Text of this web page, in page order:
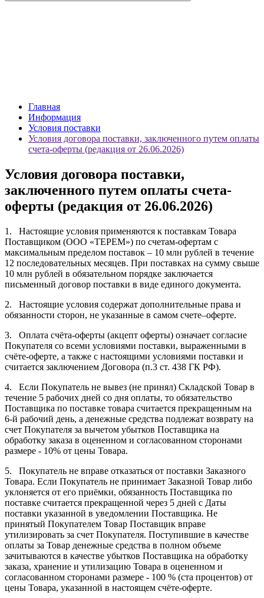
Главная
Информация
Условия поставки
Условия договора поставки, заключенного путем оплаты
счета-оферты (редакция от 26.06.2026)
Условия договора поставки,
заключенного путем оплаты счета-
оферты (редакция от 26.06.2026)
1. Настоящие условия применяются к поставкам Товара
Поставщиком (ООО «ТЕРЕМ») по счетам-офертам с
максимальным пределом поставок – 10 млн рублей в течение
12 последовательных месяцев. При поставках на сумму свыше
10 млн рублей в обязательном порядке заключается
письменный договор поставки в виде единого документа.
2. Настоящие условия содержат дополнительные права и
обязанности сторон, не указанные в самом счете–оферте.
3. Оплата счёта-оферты (акцепт оферты) означает согласие
Покупателя со всеми условиями поставки, выраженными в
счёте-оферте, а также с настоящими условиями поставки и
считается заключением Договора (п.3 ст. 438 ГК РФ).
4. Если Покупатель не вывез (не принял) Складской Товар в
течение 5 рабочих дней со дня оплаты, то обязательство
Поставщика по поставке товара считается прекращенным на
6-й рабочий день, а денежные средства подлежат возврату на
счет Покупателя за вычетом убытков Поставщика на
обработку заказа в оцененном и согласованном сторонами
размере - 10% от цены Товара.
5. Покупатель не вправе отказаться от поставки Заказного
Товара. Если Покупатель не принимает Заказной Товар либо
уклоняется от его приёмки, обязанность Поставщика по
поставке считается прекращенной через 5 дней с Даты
поставки указанной в уведомлении Поставщика. Не
принятый Покупателем Товар Поставщик вправе
утилизировать за счет Покупателя. Поступившие в качестве
оплаты за Товар денежные средства в полном объеме
зачитываются в качестве убытков Поставщика на обработку
заказа, хранение и утилизацию Товара в оцененном и
согласованном сторонами размере - 100 % (ста процентов) от
цены Товара, указанной в настоящем счёте-оферте.